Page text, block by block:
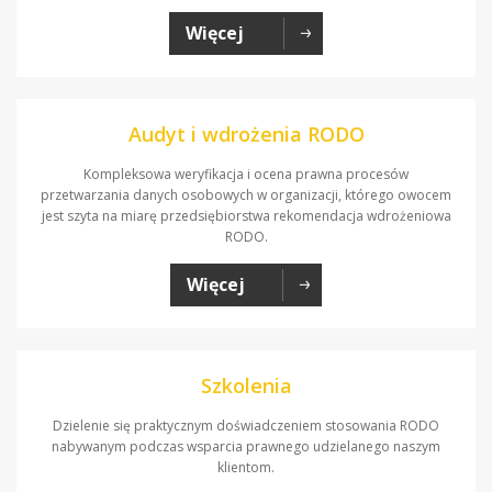
Więcej
Audyt i wdrożenia RODO
Kompleksowa weryfikacja i ocena prawna procesów
przetwarzania danych osobowych w organizacji, którego owocem
jest szyta na miarę przedsiębiorstwa rekomendacja wdrożeniowa
RODO.
Więcej
Szkolenia
Dzielenie się praktycznym doświadczeniem stosowania RODO
nabywanym podczas wsparcia prawnego udzielanego naszym
klientom.